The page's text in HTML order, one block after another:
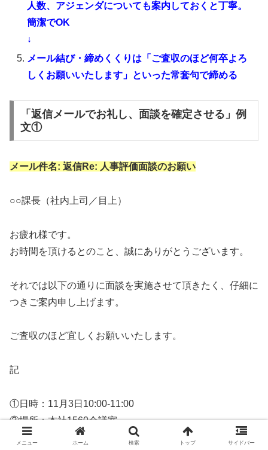
人数、アジェンダについても案内しておくと丁寧。
簡潔でOK
↓
メール結び・締めくくりは「ご査収のほど何卒よろ
しくお願いいたします」といった常套句で締める
「返信メールでお礼し、面談を確定させる」例
文①
メール件名: 返信Re: 人事評価面談のお願い
○○課長（社内上司／目上）
お疲れ様です。
お時間を頂けるとのこと、誠にありがとうございます。
それでは以下の通りに面談を実施させて頂きたく、仔細に
つきご案内申し上げます。
ご査収のほど宜しくお願いいたします。
記
①日時：11月3日10:00-11:00
②場所：本社1560会議室
③アジェンダ
メニュー ホーム 検索 トップ サイドバー